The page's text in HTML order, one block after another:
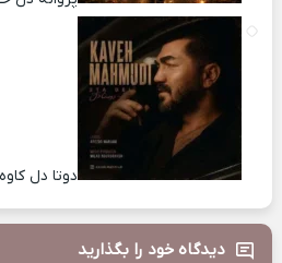
دوتا دل
دیدگاه خود را بگذارید